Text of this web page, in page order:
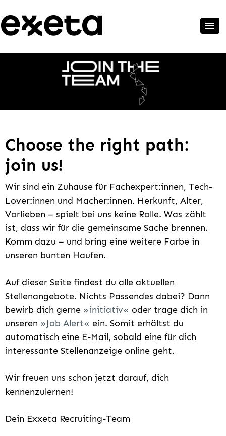
Choose the right path:
join us!
Wir sind ein Zuhause für Fachexpert:innen, Tech-
Lover:innen und Macher:innen. Herkunft, Alter,
Vorlieben – spielt bei uns keine Rolle. Was zählt
ist, dass wir für die gemeinsame Sache brennen.
Komm dazu – und bring eine weitere Farbe in
unseren bunten Haufen.
Auf dieser Seite findest du alle aktuellen
Stellenangebote. Nichts Passendes dabei? Dann
bewirb dich gerne
initiativ
oder trage dich in
unseren
Job Alert
ein. Somit erhältst du
automatisch eine E-Mail, sobald eine für dich
interessante Stellenanzeige online geht.
Wir freuen uns schon jetzt darauf, dich
kennenzulernen!
Dein Exxeta Recruiting-Team